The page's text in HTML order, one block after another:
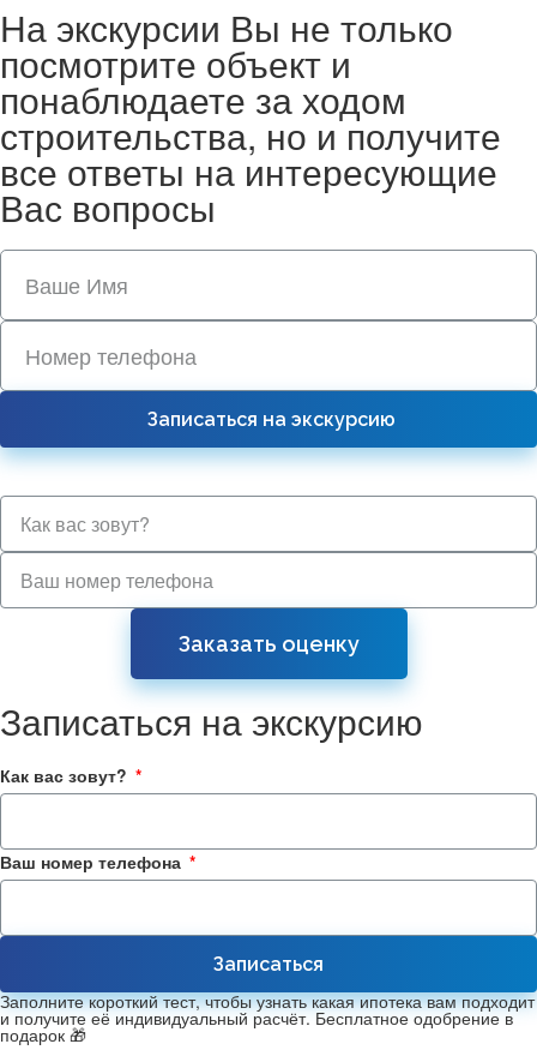
На экскурсии Вы не только
посмотрите объект и
понаблюдаете за ходом
строительства, но и получите
все ответы на интересующие
Вас вопросы
Записаться на экскурсию
Заказать оценку
Записаться на экскурсию
Как вас зовут?
Ваш номер телефона
Записаться
Заполните короткий тест, чтобы узнать какая ипотека вам подходит
и получите её индивидуальный расчёт. Бесплатное одобрение в
подарок 🎁